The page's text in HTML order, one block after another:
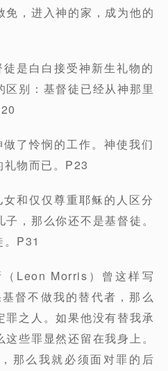
，进入神的家，成为他的
是白白接受神新生礼物的
区别：基督徒已经从神那里
了怜悯的工作。神使我们
物而已。P23
和仅仅尊重耶稣的人区分
，那么你还不是基督徒。
P31
Leon Morris）曾这样写
督不做我的替代者，那么
之人。如果他没有替我承
些罪显然还留在我身上。
那么我就必须面对罪的后